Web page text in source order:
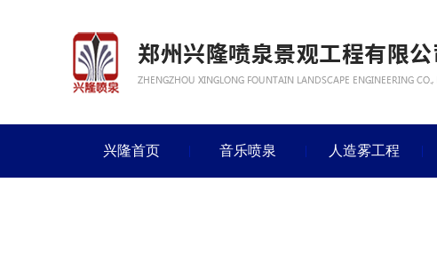
兴隆首页 音乐喷泉 人造雾工程